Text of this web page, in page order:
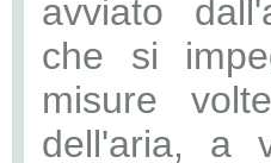
avviato
che si
misure
dell'aria, a